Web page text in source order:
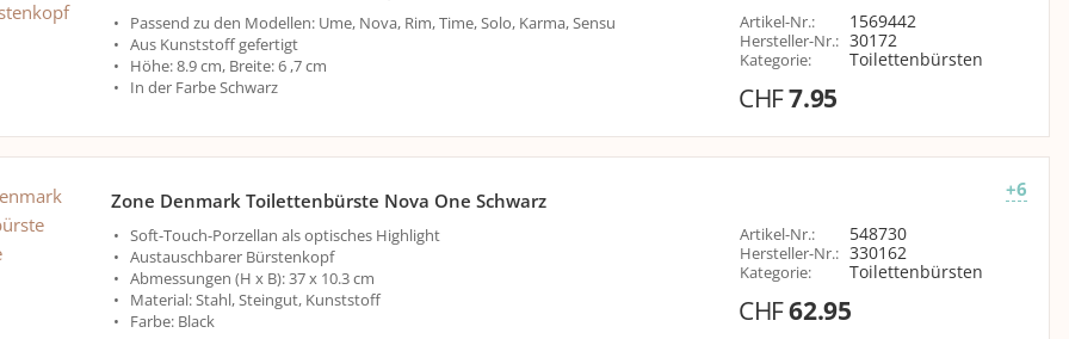
Passend zu den Modellen: Ume, Nova, Rim, Time, Solo, Karma, Sensu
Aus Kunststoff gefertigt
Höhe: 8.9 cm, Breite: 6 ,7 cm
In der Farbe Schwarz
Artikel-Nr.: 1569442
Hersteller-Nr.: 30172
Kategorie: Toilettenbürsten
CHF7.95
+6
Zone Denmark Toilettenbürste Nova One Schwarz
Soft-Touch-Porzellan als optisches Highlight
Austauschbarer Bürstenkopf
Abmessungen (H x B): 37 x 10.3 cm
Material: Stahl, Steingut, Kunststoff
Farbe: Black
Artikel-Nr.: 548730
Hersteller-Nr.: 330162
Kategorie: Toilettenbürsten
CHF62.95